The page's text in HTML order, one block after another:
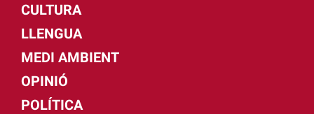
CULTURA
LLENGUA
MEDI AMBIENT
OPINIÓ
POLÍTICA